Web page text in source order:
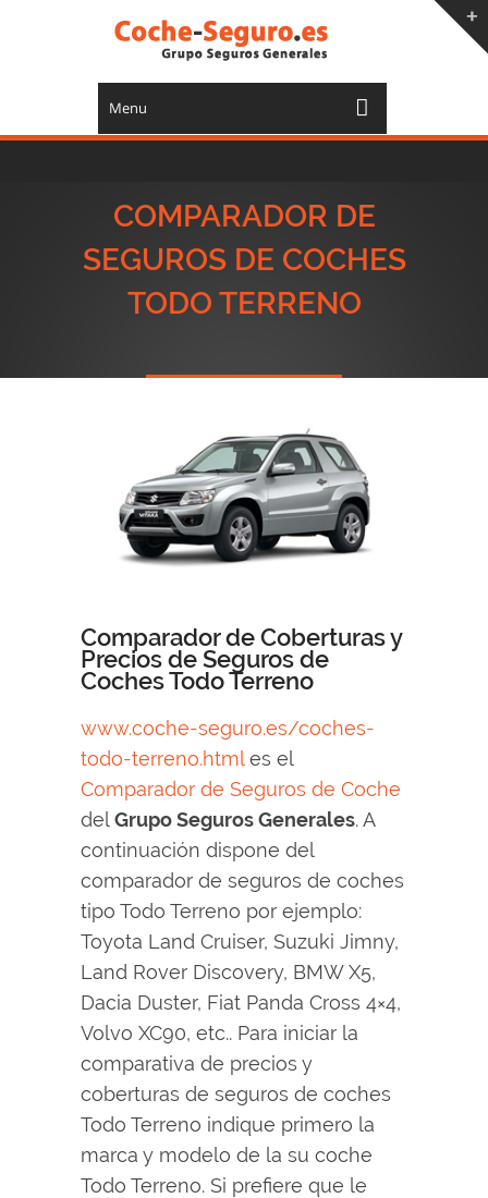
Menu
COMPARADOR DE
SEGUROS DE COCHES
TODO TERRENO
Comparador de Coberturas y
Precios de Seguros de
Coches Todo Terreno
www.coche-seguro.es/coches-
todo-terreno.htmles el
Comparador de Seguros de Coche
delGrupo Seguros Generales. A
continuación dispone del
comparador de seguros de coches
tipo Todo Terreno por ejemplo:
Toyota Land Cruiser, Suzuki Jimny,
Land Rover Discovery, BMW X5,
Dacia Duster, Fiat Panda Cross 4×4,
Volvo XC90, etc.. Para iniciar la
comparativa de precios y
coberturas de seguros de coches
Todo Terreno indique primero la
marca y modelo de la su coche
Todo Terreno. Si prefiere que le